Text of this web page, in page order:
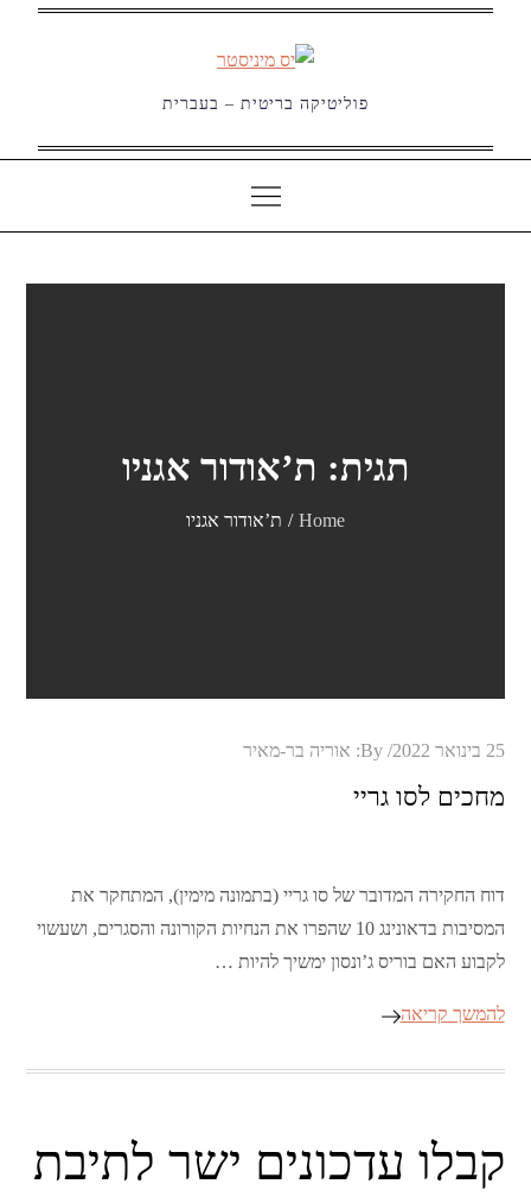
פוליטיקה בריטית – בעברית
תגית: ת’אודור אגניו
Home ת’אודור אגניו
Posted
25 בינואר 2022 By: אוריה בר-מאיר
מחכים לסו גריי
דוח החקירה המדובר של סו גריי (בתמונה מימין), המתחקר את
המסיבות בדאונינג 10 שהפרו את הנחיות הקורונה והסגרים, ושעשוי
לקבוע האם בוריס ג’ונסון ימשיך להיות …
להמשך קריאה
קבלו עדכונים ישר לתיבת